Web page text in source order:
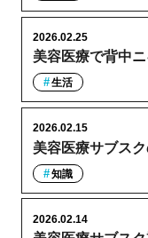
美容医療で背中
2026.02.25
生活
美容医療サブス
2026.02.15
知識
2026.02.14